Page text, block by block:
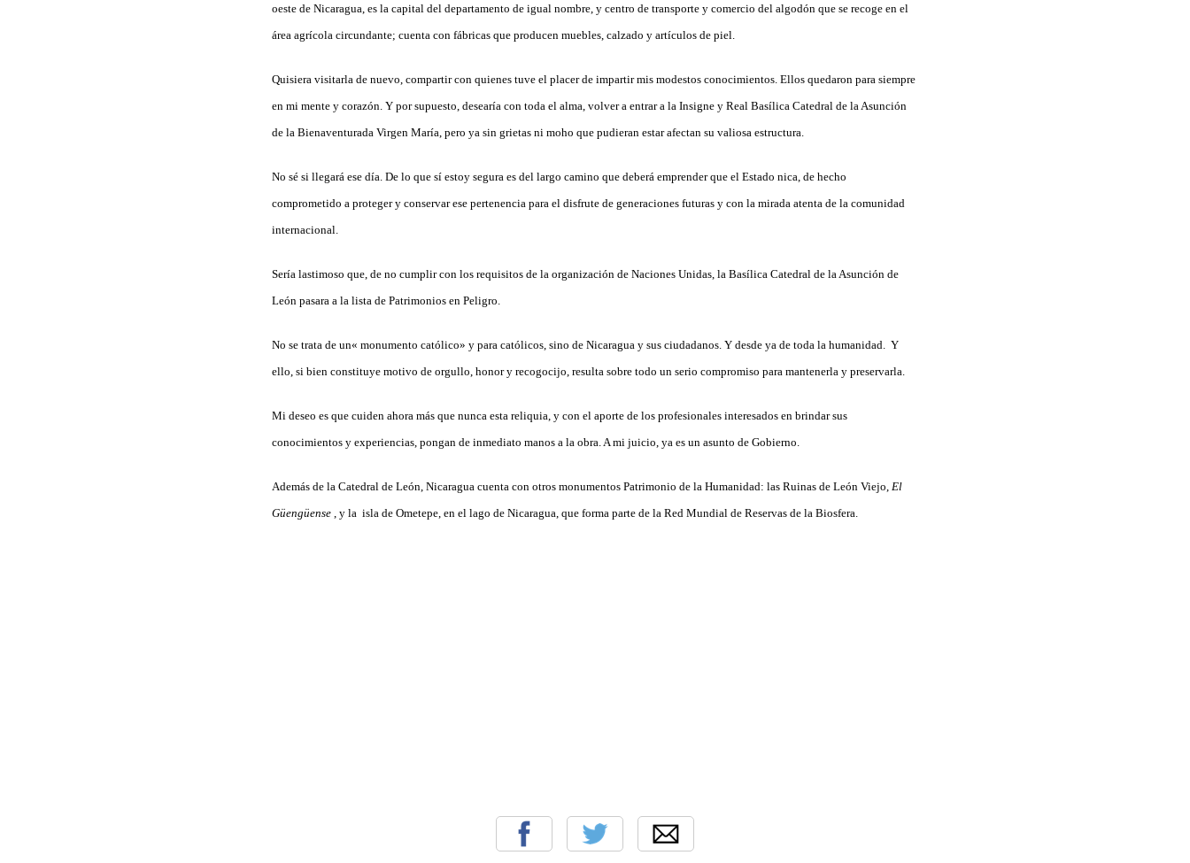
oeste de Nicaragua, es la capital del departamento de igual nombre, y centro de transporte y comercio del algodón que se recoge en el
área agrícola circundante; cuenta con fábricas que producen muebles, calzado y artículos de piel.
Quisiera visitarla de nuevo, compartir con quienes tuve el placer de impartir mis modestos conocimientos. Ellos quedaron para siempre
en mi mente y corazón. Y por supuesto, desearía con toda el alma, volver a entrar a la Insigne y Real Basílica Catedral de la Asunción
de la Bienaventurada Virgen María, pero ya sin grietas ni moho que pudieran estar afectan su valiosa estructura.
No sé si llegará ese día. De lo que sí estoy segura es del largo camino que deberá emprender que el Estado nica, de hecho
comprometido a proteger y conservar ese pertenencia para el disfrute de generaciones futuras y con la mirada atenta de la comunidad
internacional.
Sería lastimoso que, de no cumplir con los requisitos de la organización de Naciones Unidas, la Basílica Catedral de la Asunción de
León pasara a la lista de Patrimonios en Peligro.
No se trata de un« monumento católico» y para católicos, sino de Nicaragua y sus ciudadanos. Y desde ya de toda la humanidad. Y
ello, si bien constituye motivo de orgullo, honor y recogocijo, resulta sobre todo un serio compromiso para mantenerla y preservarla.
Mi deseo es que cuiden ahora más que nunca esta reliquia, y con el aporte de los profesionales interesados en brindar sus
conocimientos y experiencias, pongan de inmediato manos a la obra. A mi juicio, ya es un asunto de Gobierno.
Además de la Catedral de León, Nicaragua cuenta con otros monumentos Patrimonio de la Humanidad: las Ruinas de León Viejo, El
Güengüense , y la isla de Ometepe, en el lago de Nicaragua, que forma parte de la Red Mundial de Reservas de la Biosfera.